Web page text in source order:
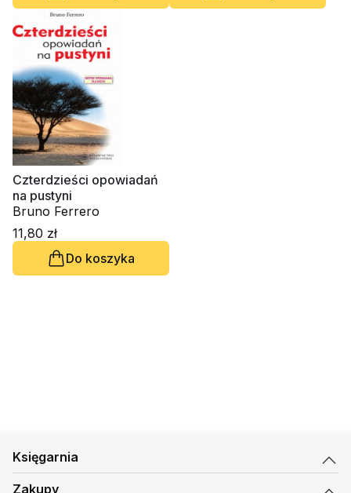
Czterdzieści opowiadań
na pustyni
Bruno Ferrero
11,80 zł
Do koszyka
Księgarnia
Zakupy